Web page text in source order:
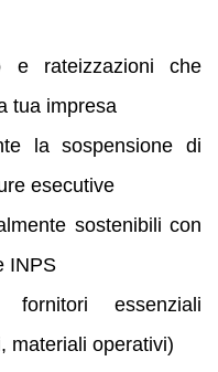
e rateizzazioni che
tua impresa
la sospensione di
esecutive
sostenibili con
INPS
essenziali
materiali operativi)